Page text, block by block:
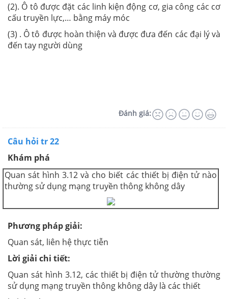
(2). Ô tô được đặt các linh kiện động cơ, gia công các cơ
cấu truyền lực,… bằng máy móc
(3) . Ô tô được hoàn thiện và được đưa đến các đại lý và
đến tay người dùng
Đánh giá:
Câu hỏi tr 22
Khám phá
Quan sát hình 3.12 và cho biết các thiết bị điện tử nào
thường sử dụng mạng truyền thông không dây
Phương pháp giải:
Quan sát, liên hệ thực tiễn
Lời giải chi tiết:
Quan sát hình 3.12, các thiết bị điện tử thường thường
sử dụng mạng truyền thông không dây là các thiết